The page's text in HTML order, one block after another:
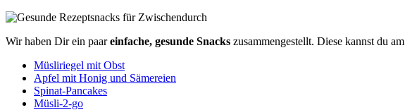
Wir haben Dir ein paareinfache, gesunde Snacks zusammengestellt. Diese kannst du am
Müsliriegel mit Obst
Apfel mit Honig und Sämereien
Spinat-Pancakes
Müsli-2-go